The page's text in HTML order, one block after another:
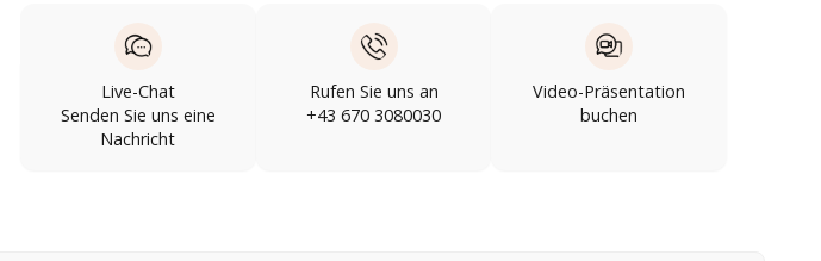
Live-Chat
Senden Sie uns eine
Nachricht
Rufen Sie uns an
+43 670 3080030
Video-Präsentation
buchen